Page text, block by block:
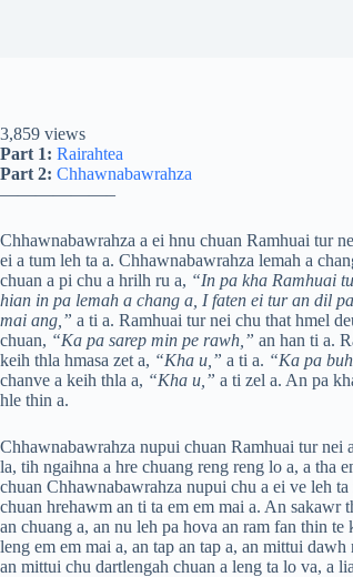
3,859 views
Part 1: Rairahtea
Part 2: Chhawnabawrahza
——————–
Chhawnabawrahza a ei hnu chuan Ramhuai tur
ei a tum leh ta a. Chhawnabawrahza lemah a
chuan a pi chu a hrilh ru a, “In pa kha Ramhuai
hian in pa lemah a chang a, I faten ei tur an dil
mai ang,” a ti a. Ramhuai tur nei chu that hmel
chuan, “Ka pa sarep min pe rawh,” an han ti a.
keih thla hmasa zet a, “Kha u,” a ti a. “Ka pa
chanve a keih thla a, “Kha u,” a ti zel a. An pa
hle thin a.
Chhawnabawrahza nupui chuan Ramhuai tur nei
la, tih ngaihna a hre chuang reng reng lo a, a tha
chuan Chhawnabawrahza nupui chu a ei ve leh
chuan hrehawm an ti ta em em mai a. An sakawr
an chuang a, an nu leh pa hova an ram fan thin te
leng em em mai a, an tap an tap a, an mittui
an mittui chu dartlengah chuan a leng ta lo va, a